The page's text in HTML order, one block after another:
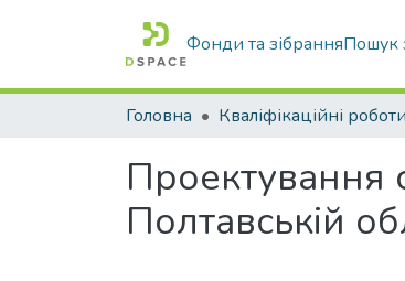
Фонди та зібранняПошук
Головна Кваліфікаційні роботи
Проектування
Полтавській